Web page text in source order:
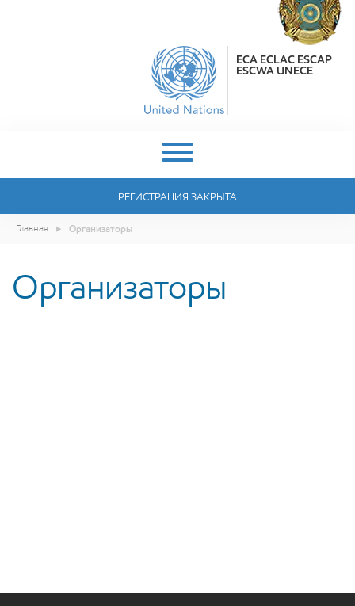
ECA ECLAC ESCAP
ESCWA UNECE
РЕГИСТРАЦИЯ ЗАКРЫТА
Главная Организаторы
Организаторы